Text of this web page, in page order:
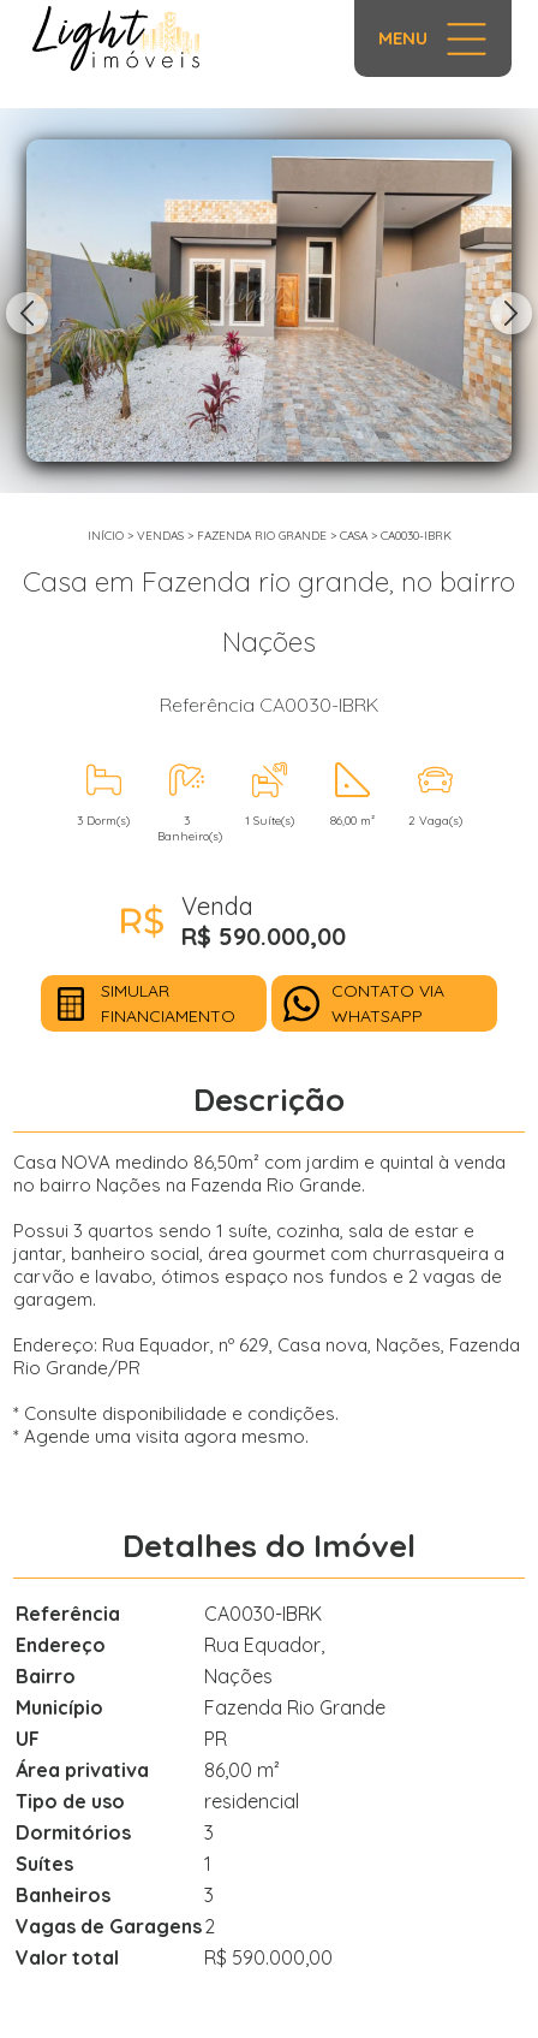
MENU
INÍCIO> VENDAS> FAZENDA RIO GRANDE> CASA> CA0030-IBRK
Casa em Fazenda rio grande, no bairro
Nações
Referência CA0030-IBRK
3 Dorm(s)
3
Banheiro(s)
1 Suíte(s) 86,00 m² 2 Vaga(s)
Venda
R$ 590.000,00
SIMULAR
FINANCIAMENTO
CONTATO VIA
WHATSAPP
Descrição
Casa NOVA medindo 86,50m² com jardim e quintal à venda
no bairro Nações na Fazenda Rio Grande.
Possui 3 quartos sendo 1 suíte, cozinha, sala de estar e
jantar, banheiro social, área gourmet com churrasqueira a
carvão e lavabo, ótimos espaço nos fundos e 2 vagas de
garagem.
Endereço: Rua Equador, nº 629, Casa nova, Nações, Fazenda
Rio Grande/PR
* Consulte disponibilidade e condições.
* Agende uma visita agora mesmo.
Detalhes do Imóvel
Referência
CA0030-IBRK
Endereço
Rua Equador,
Bairro
Nações
Município
Fazenda Rio Grande
UF
PR
Área privativa
86,00 m²
Tipo de uso
residencial
Dormitórios
3
Suítes
1
Banheiros
3
Vagas de Garagens2
Valor total
R$ 590.000,00